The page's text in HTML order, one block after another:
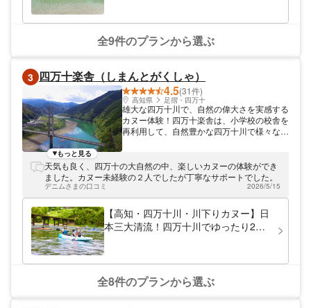
♪
全9件のプランから選ぶ
3 四万十楽舎（しまんとがくしゃ）
4.5(31件)
高知県 足摺・四万十
雄大な四万十川で、自然の偉大さを実感する
カヌー体験！四万十楽舎は、小学校の校舎を
再利用して、自然豊かな四万十川で様々な自
四万十楽舎は、自然あふれる高知県・四万十
川の川沿いにあります。廃校になった小学校
の校舎を、受付や集合場所として利用し、四
万十川での自然体験ツアーを開催していま
す。校舎の窓から緑豊かな山々を眺めている
と、子供の頃に感じた、夏休み前のワクワク
感を思い出します。童心にかえって思いっき
「日本最後の清流」と呼ばれ、「日本の秘境
100選」にも選ばれています。護岸工事が施
されていない川沿いには、豊かな自然が広が
もっと見る
天気も良く、四万十の大自然の中、楽しいカヌーの体験ができ
ました。カヌー未経験の２人でしたが丁寧なサポートでした。
デニムさまの口コミ 2026/5/15
【高知・四万十川・川下りカヌー】日
本三大清流！四万十川でゆったり2人
全8件のプランから選ぶ